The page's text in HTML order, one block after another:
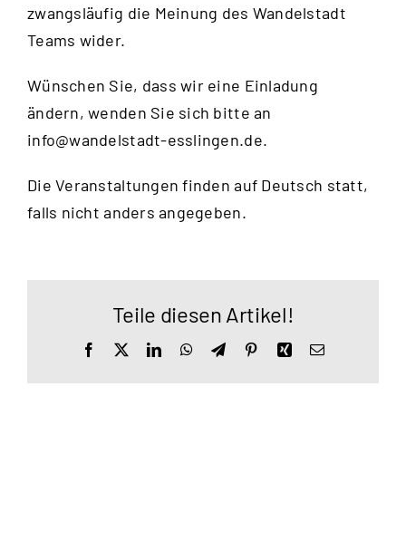
zwangsläufig die Meinung des Wandelstadt
Teams wider.
Wünschen Sie, dass wir eine Einladung
ändern, wenden Sie sich bitte an
info@wandelstadt-esslingen.de.
Die Veranstaltungen finden auf Deutsch statt,
falls nicht anders angegeben.
Teile diesen Artikel!
Facebook LinkedInWhatsApp
TelegramPinterestXingE-